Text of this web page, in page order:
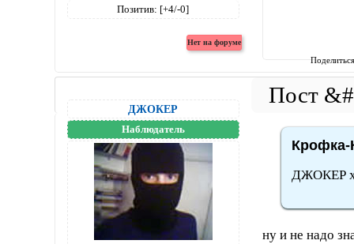
Позитив: [+4/-0]
ДЖОКЕР
Наблюдатель
Крофка-
ДЖОКЕР
ну и не надо